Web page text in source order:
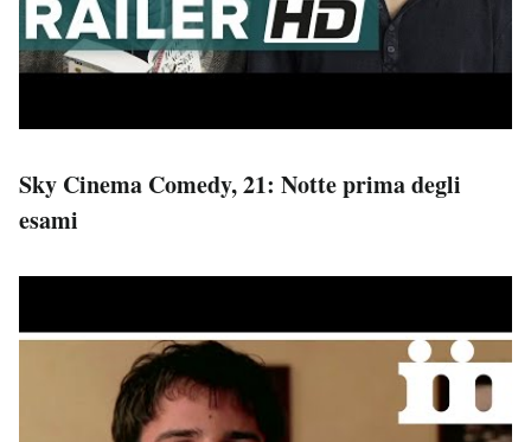
Sky Cinema Comedy, 21: Notte prima degli
esami